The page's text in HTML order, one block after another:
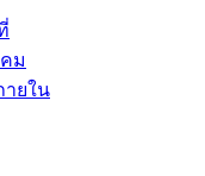
ม
ยใน
โหลด